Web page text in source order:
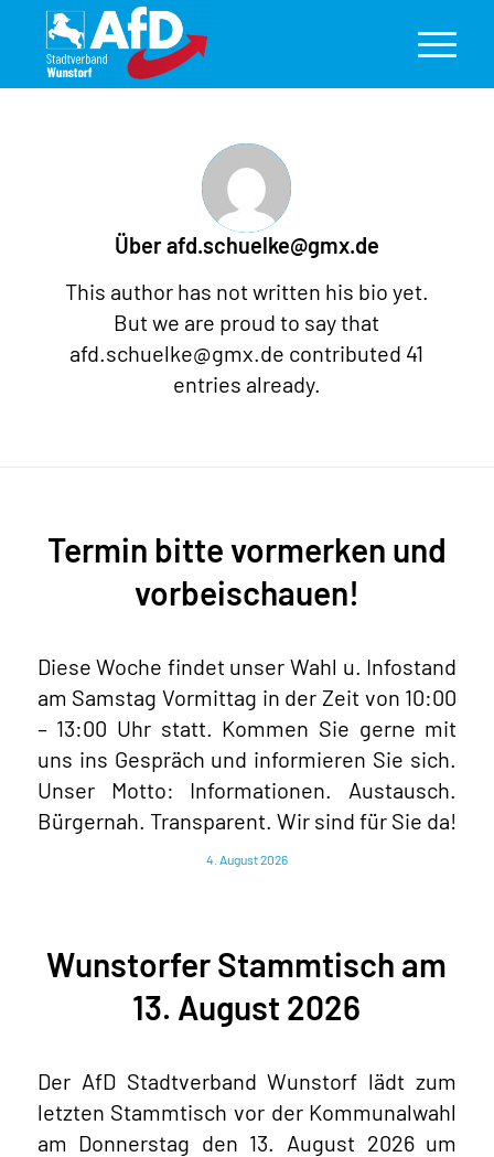
Überafd.schuelke@gmx.de
This author has not written his bio yet.
But we are proud to say that
afd.schuelke@gmx.de contributed 41
entries already.
Termin bitte vormerken und
vorbeischauen!
Diese Woche findet unser Wahl u. Infostand
am Samstag Vormittag in der Zeit von 10:00
– 13:00 Uhr statt. Kommen Sie gerne mit
uns ins Gespräch und informieren Sie sich.
Unser Motto: Informationen. Austausch.
Bürgernah. Transparent. Wir sind für Sie da!
4. August 2026
Wunstorfer Stammtisch am
13. August 2026
Der AfD Stadtverband Wunstorf lädt zum
letzten Stammtisch vor der Kommunalwahl
am Donnerstag den 13. August 2026 um